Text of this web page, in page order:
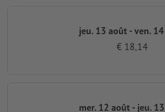
jeu. 13 août - ven.
€ 18,14
mer. 12 août - jeu.